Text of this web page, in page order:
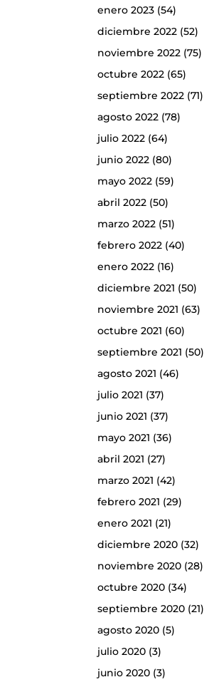
enero 2023(54)
diciembre 2022(52)
noviembre 2022(75)
octubre 2022(65)
septiembre 2022(71)
agosto 2022(78)
julio 2022(64)
junio 2022(80)
mayo 2022(59)
abril 2022(50)
marzo 2022(51)
febrero 2022(40)
enero 2022(16)
diciembre 2021 (50)
noviembre 2021 (63)
octubre 2021 (60)
septiembre 2021 (50)
agosto 2021 (46)
julio 2021 (37)
junio 2021 (37)
mayo 2021 (36)
abril 2021 (27)
marzo 2021 (42)
febrero 2021 (29)
enero 2021 (21)
diciembre 2020(32)
noviembre 2020(28)
octubre 2020(34)
septiembre 2020(21)
agosto 2020(5)
julio 2020(3)
junio 2020(3)